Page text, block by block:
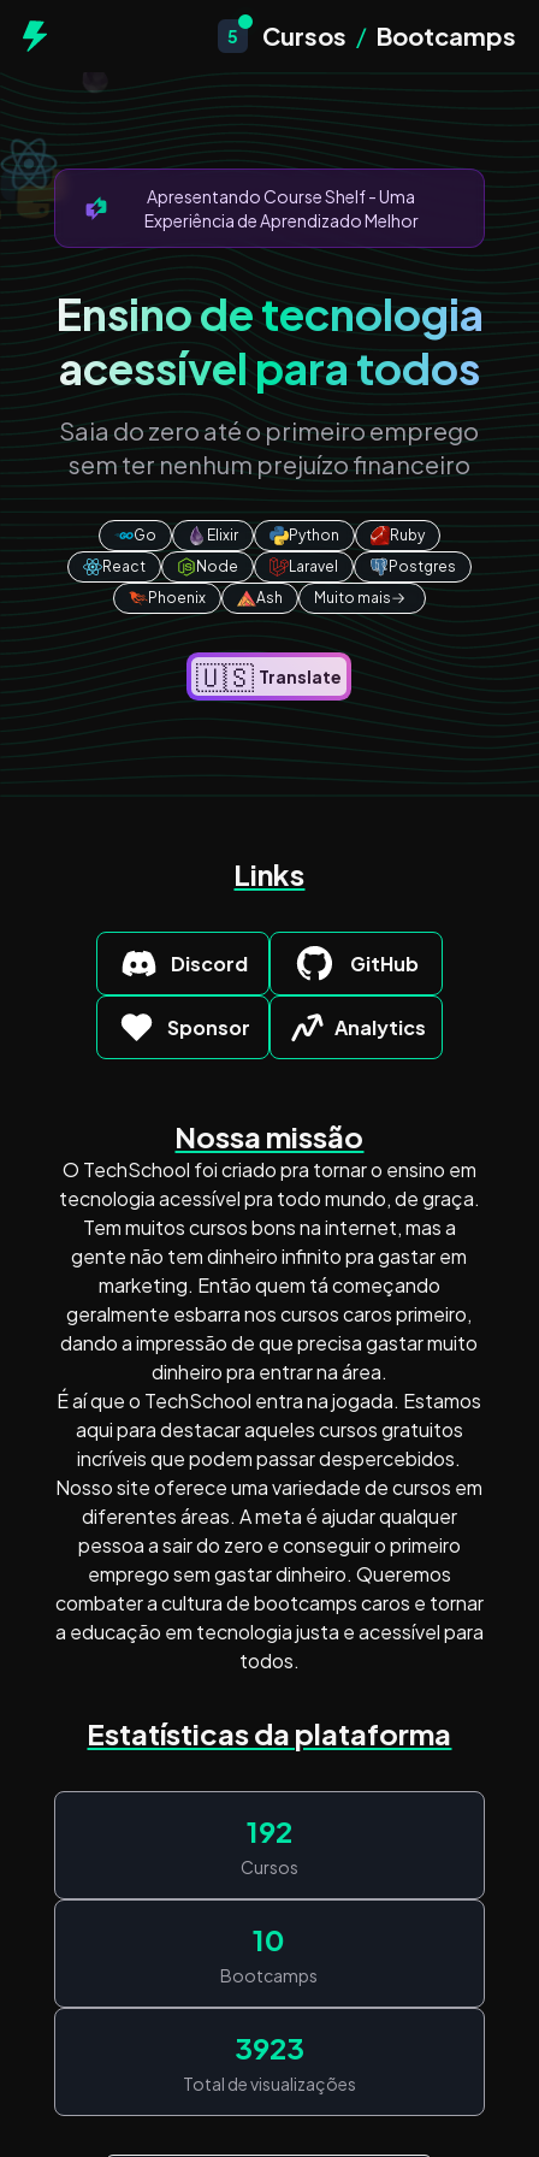
5 Cursos / Bootcamps
Apresentando Course Shelf - Uma
Experiência de Aprendizado Melhor
Ensino de tecnologia
acessível para todos
Saia do zero até o primeiro emprego
sem ter nenhum prejuízo financeiro
Go Elixir Python
Ruby
React
Node Laravel
Postgres
Phoenix
Ash Muito mais
🇺🇸 Translate
Links
Discord GitHub
Sponsor Analytics
Nossa missão
O TechSchool foi criado pra tornar o ensino em
tecnologia acessível pra todo mundo, de graça.
Tem muitos cursos bons na internet, mas a
gente não tem dinheiro infinito pra gastar em
marketing. Então quem tá começando
geralmente esbarra nos cursos caros primeiro,
dando a impressão de que precisa gastar muito
dinheiro pra entrar na área.
É aí que o TechSchool entra na jogada. Estamos
aqui para destacar aqueles cursos gratuitos
incríveis que podem passar despercebidos.
Nosso site oferece uma variedade de cursos em
diferentes áreas. A meta é ajudar qualquer
pessoa a sair do zero e conseguir o primeiro
emprego sem gastar dinheiro. Queremos
combater a cultura de bootcamps caros e tornar
a educação em tecnologia justa e acessível para
todos.
Estatísticas da plataforma
192
Cursos
10
Bootcamps
3923
Total de visualizações